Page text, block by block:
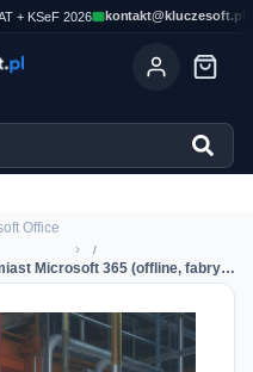
+ KSeF 2026 kontakt@kluczesoft.pl
Office
›
Office 2024 LTSC — kiedy ma sens zamiast Microsoft 365 (offline, fabryka, bez cloudu)